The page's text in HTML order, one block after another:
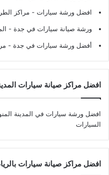
افضل ورشة سيارات - مراكز
ورشة صيانة سيارات في جدة -
أفضل ورشة سيارات في جدة -
افضل مراكز صيانة سيارات
افضل ورشة سيارات في المدينة
السيارات
افضل مراكز صيانة سيارات